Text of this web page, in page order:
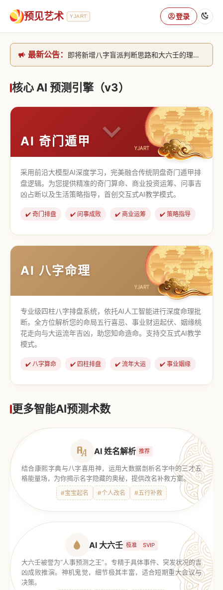
预见艺术 YJART 登录
最新公告：
即将新增八字盲派判断思路和大六壬的理气+取像判断思路。[内侧中，捐赠会员可用]2026/6/30
网站升级完成，升级全模块的算法，限时开放用户注册。2026/6/27
核心 AI 预测引擎（v3）
AI 奇门遁甲
采用前沿大模型AI深度学习，完美融合传统阴盘奇门遁甲排
盘逻辑。为您提供精准的奇门算命、商业投资运筹、问事吉
凶占断以及生活策略指导，首创交互式AI教学模式。
✔️ 奇门排盘 ✔️ 问事成败 ✔️ 商业运筹 ✔️ 策略指导
【道家奇门】 【传统奇门】
AI 八字命理
专业级四柱八字排盘系统，依托AI人工智能进行深度命理批
断。全方位解析您的命局五行喜忌、事业财运起伏、姻缘桃
花走向与大运流年吉凶，助您知命造命。支持交互式AI教学
模式。
✔️ 八字算命 ✔️ 四柱排盘 ✔️ 流年大运 ✔️ 事业姻缘
更多智能AI预测术数
AI 姓名解析 推荐
结合康熙字典与八字喜用神，运用大数据剖析名字中的三才五
格能量场，为你揭示名字隐藏的奥秘，提供改名补救方案。
#宝宝起名 #个人改名 #五行补救
AI 大六壬 极准 SVIP
大六壬被誉为“人事预测之王”。专精于具体事件、突发状况的吉
凶成败推演。神机鬼觉，细节极其丰富，适合短期重大会议与
决策。